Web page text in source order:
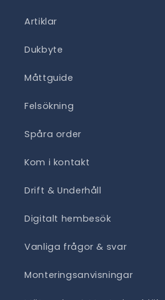
Artiklar
Dukbyte
Måttguide
Felsökning
Spåra order
Kom i kontakt
Drift & Underhåll
Digitalt hembesök
Vanliga frågor & svar
Monteringsanvisningar